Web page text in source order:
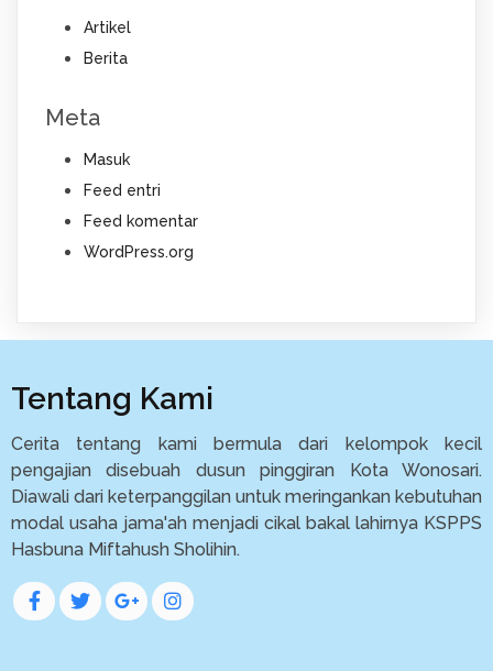
Artikel
Berita
Meta
Masuk
Feed entri
Feed komentar
WordPress.org
Tentang Kami
Cerita tentang kami bermula dari kelompok kecil
pengajian disebuah dusun pinggiran Kota Wonosari.
Diawali dari keterpanggilan untuk meringankan kebutuhan
modal usaha jama'ah menjadi cikal bakal lahirnya KSPPS
Hasbuna Miftahush Sholihin.